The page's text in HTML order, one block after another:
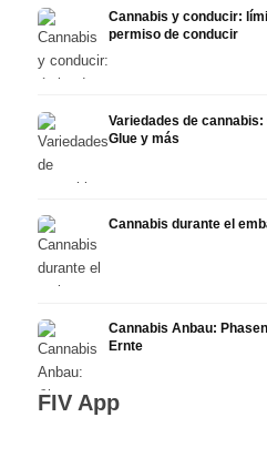
Cannabis y conducir:
permiso de conducir
Variedades de cannabis:
Glue y más
Cannabis durante el
Cannabis Anbau:
Ernte
FIV App